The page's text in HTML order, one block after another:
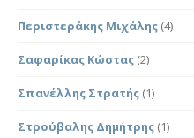
Περιστεράκης Μιχάλης (4)
Σαφαρίκας Κώστας (2)
Σπανέλλης Στρατής (1)
Στρούβαλης Δημήτρης (1)